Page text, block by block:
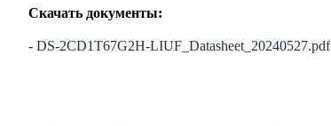
Скачать документы:
- DS-2CD1T67G2H-LIUF_Datasheet_20240527.pdf